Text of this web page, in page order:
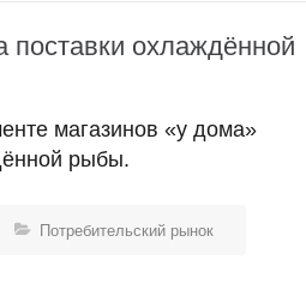
поставки охлаждённой
магазинов «у дома»
рыбы.
Потребительский рынок